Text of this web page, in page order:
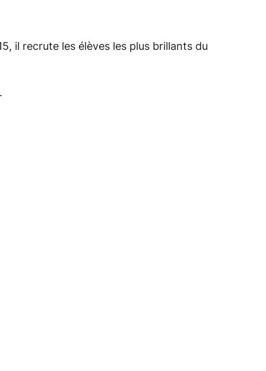
il recrute les élèves les plus brillants du